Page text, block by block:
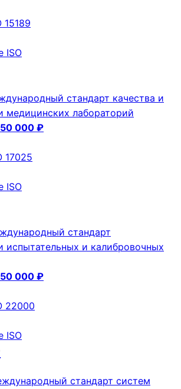
ISO
стандарт качества и
медицинских лабораторий
000 ₽
ISO
стандарт
испытательных и калибровочных
000 ₽
ISO
стандарт систем